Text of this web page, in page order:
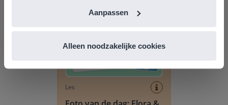
Aanpassen
Alleen noodzakelijke cookies
Les